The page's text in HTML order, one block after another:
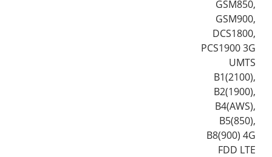
GSM850,
GSM900,
DCS1800,
PCS1900 3G
UMTS
B1(2100),
B2(1900),
B4(AWS),
B5(850),
B8(900) 4G
FDD LTE